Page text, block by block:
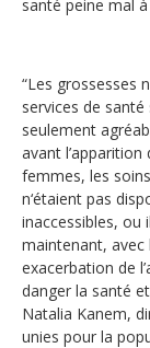
santé peine mal
“Les grossesses
services de
seulement
avant
femmes, les
n‘étaient pas
inaccessibles, ou
maintenant, avec
exacerbation de
danger la santé
Natalia Kanem,
unies pour la